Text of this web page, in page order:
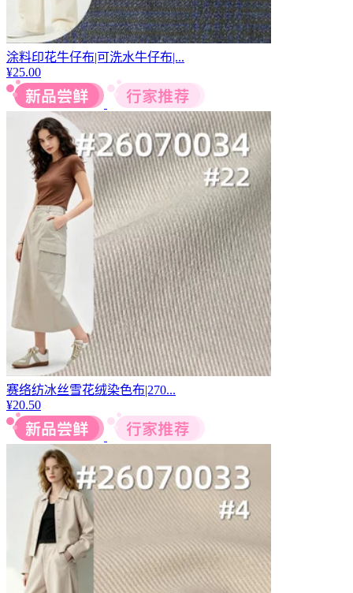
涂料印花牛仔布|可洗水牛仔布|...
¥25.00
赛络纺冰丝雪花绒染色布|270...
¥20.50